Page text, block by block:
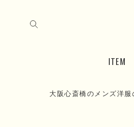
ITEM
大阪心斎橋のメンズ洋